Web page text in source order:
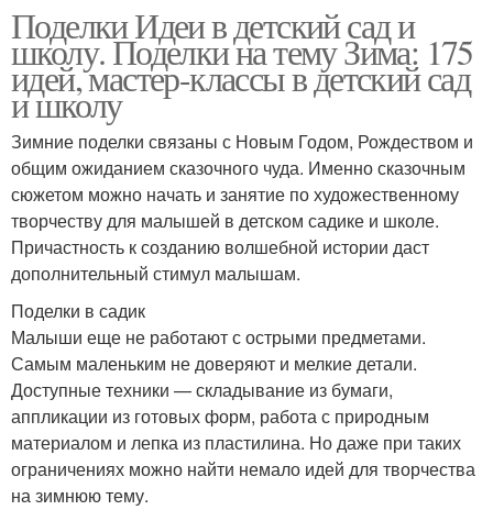
Поделки Идеи в детский сад и
школу. Поделки на тему Зима: 175
идей, мастер-классы в детский сад
и школу
Зимние поделки связаны с Новым Годом, Рождеством и
общим ожиданием сказочного чуда. Именно сказочным
сюжетом можно начать и занятие по художественному
творчеству для малышей в детском садике и школе.
Причастность к созданию волшебной истории даст
дополнительный стимул малышам.
Поделки в садик
Малыши еще не работают с острыми предметами.
Самым маленьким не доверяют и мелкие детали.
Доступные техники — складывание из бумаги,
аппликации из готовых форм, работа с природным
материалом и лепка из пластилина. Но даже при таких
ограничениях можно найти немало идей для творчества
на зимнюю тему.